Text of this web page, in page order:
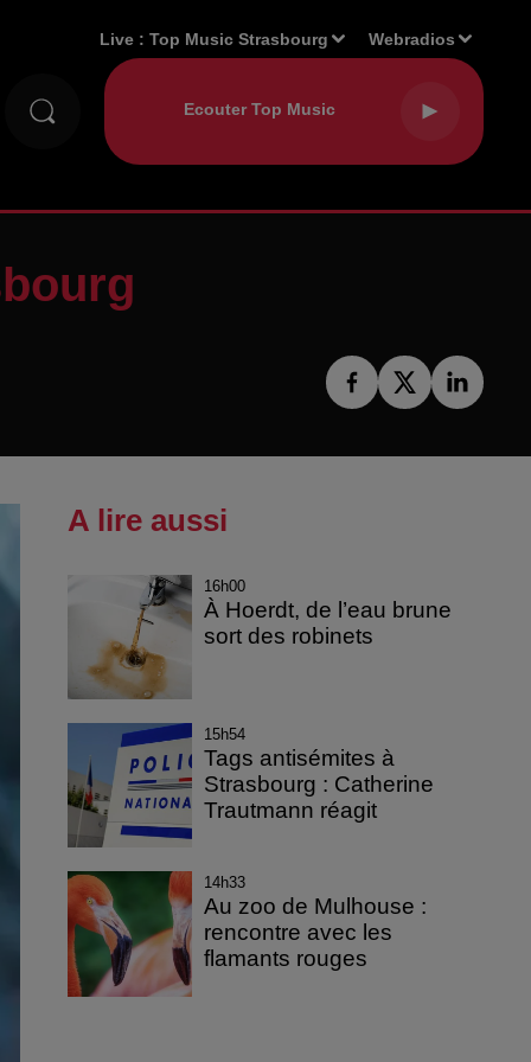
Live :Top Music Strasbourg Webradios
A lire aussi
16h00
À Hoerdt, de l’eau brune
sort des robinets
15h54
Tags antisémites à
Strasbourg : Catherine
Trautmann réagit
14h33
Au zoo de Mulhouse :
rencontre avec les
flamants rouges